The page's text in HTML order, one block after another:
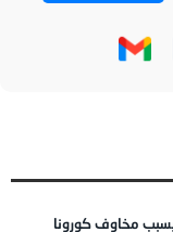
مخاوف كورونا